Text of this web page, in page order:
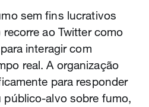
sem fins lucrativos
recorre ao Twitter como
interagir com
real. A organização
para responder
público-alvo sobre fumo,